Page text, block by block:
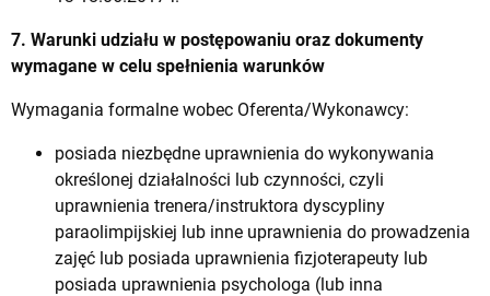
7. Warunki udziału w postępowaniu oraz dokumenty
wymagane w celu spełnienia warunków
Wymagania formalne wobec Oferenta/Wykonawcy:
posiada niezbędne uprawnienia do wykonywania
określonej działalności lub czynności, czyli
uprawnienia trenera/instruktora dyscypliny
paraolimpijskiej lub inne uprawnienia do prowadzenia
zajęć lub posiada uprawnienia fizjoterapeuty lub
posiada uprawnienia psychologa (lub inna